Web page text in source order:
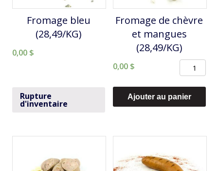
Fromage bleu
(28,49/KG)
0,00 $
Rupture
d'inventaire
Fromage de chèvre
et mangues
(28,49/KG)
0,00 $
quantité
Fromage
de
et
(28,49/KG)
Ajouter au panier